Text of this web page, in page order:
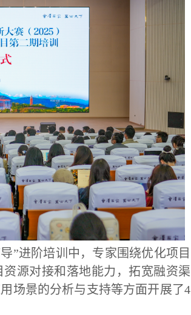
”进阶培训中，专家围绕优化项目
源对接和落地能力，拓宽融资渠
场景的分析与支持等方面开展了4